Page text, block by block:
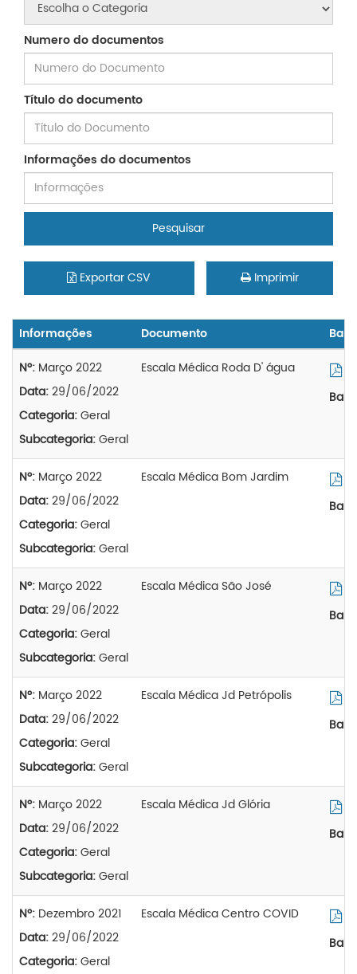
Numero do documentos
Título do documento
Informações do documentos
Pesquisar
Exportar CSV Imprimir
Informações Documento
Nº: Março 2022
Data:29/06/2022
Categoria:Geral
Subcategoria:Geral
Escala Médica Roda D' água
Nº: Março 2022
Data:29/06/2022
Categoria:Geral
Subcategoria:Geral
Escala Médica Bom Jardim
Nº: Março 2022
Data:29/06/2022
Categoria:Geral
Subcategoria:Geral
Escala Médica São José
Nº: Março 2022
Data:29/06/2022
Categoria:Geral
Subcategoria:Geral
Escala Médica Jd Petrópolis
Nº: Março 2022
Data:29/06/2022
Categoria:Geral
Subcategoria:Geral
Escala Médica Jd Glória
Nº: Dezembro 2021
Data:29/06/2022
Categoria:Geral
Escala Médica Centro COVID